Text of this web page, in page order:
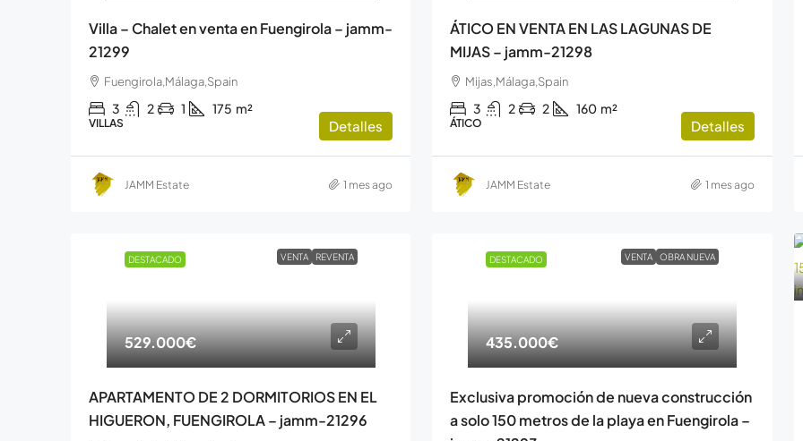
Villa – Chalet en venta en Fuengirola – jamm-
21299
Fuengirola,Málaga,Spain
3 2 1 175 m²
VILLAS Detalles
JAMM Estate 1 mes ago
ÁTICO EN VENTA EN LAS LAGUNAS DE
MIJAS – jamm-21298
Mijas,Málaga,Spain
3 2 2 160 m²
ÁTICO Detalles
JAMM Estate 1 mes ago
DESTACADO VENTA REVENTA
529.000€
APARTAMENTO DE 2 DORMITORIOS EN EL
HIGUERON, FUENGIROLA – jamm-21296
DESTACADO VENTA OBRA NUEVA
435.000€
Exclusiva promoción de nueva construcción
a solo 150 metros de la playa en Fuengirola –